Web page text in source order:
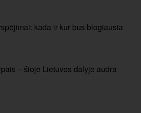
kada ir kur bus blogiausia
– šioje Lietuvos dalyje audra